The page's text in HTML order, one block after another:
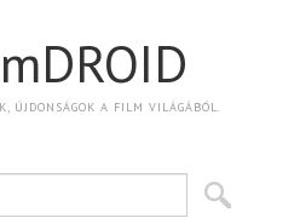
ÚJDONSÁGOK A FILM VILÁGÁBÓL.